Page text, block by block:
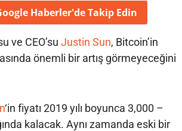
Haberler'deTakip Edin
ve CEO’su Justin Sun, Bitcoin’in
önemli bir artış görmeyeceğini
‘in fiyatı 2019 yılı boyunca 3,000 –
kalacak. Aynı zamanda eski bir